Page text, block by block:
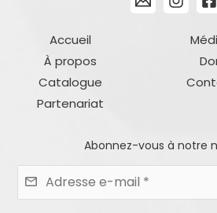
Accueil
À propos
Catalogue
Partenariat
Abonnez-vous à notre